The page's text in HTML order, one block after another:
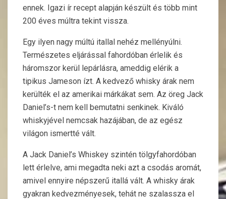
ennek. Igazi ír recept alapján készült és több mint
200 éves múltra tekint vissza.
Egy ilyen nagy múltú itallal nehéz mellényúlni.
Természetes eljárással fahordóban érlelik és
háromszor kerül lepárlásra, ameddig elérik a
tipikus Jameson ízt. A kedvező whisky árak nem
kerülték el az amerikai márkákat sem. Az öreg Jack
Daniel’s-t nem kell bemutatni senkinek. Kiváló
whiskyjével nemcsak hazájában, de az egész
világon ismertté vált.
A Jack Daniel’s Whiskey szintén tölgyfahordóban
lett érlelve, ami megadta neki azt a csodás aromát,
amivel ennyire népszerű itallá vált. A whisky árak
gyakran kedvezményesek, tehát ne szalassza el